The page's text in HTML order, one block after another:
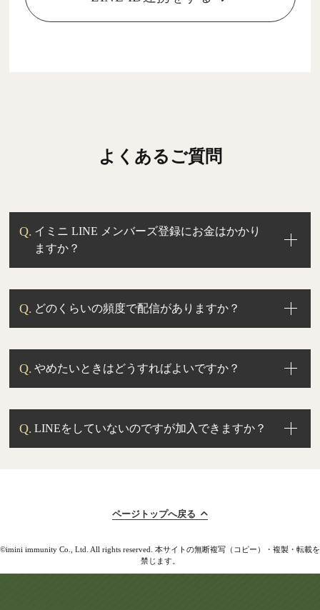
よくあるご質問
イミニ LINE メンバーズ登録にお金はかかり
ますか？
どのくらいの頻度で配信がありますか？
やめたいときはどうすればよいですか？
LINEをしていないのですが加入できますか？
ページトップへ戻る
©imini immunity Co., Ltd. All rights reserved. 本サイトの無断複写（コピー）・複製・転載を
禁じます。